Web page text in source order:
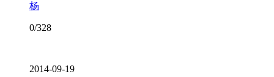
杨
0/328
2014-09-19